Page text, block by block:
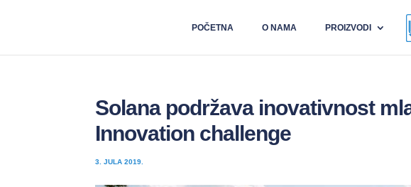
POČETNA O NAMA PROIZVODI
Solana podržava inovativnost
Innovation challenge
3. JULA 2019.